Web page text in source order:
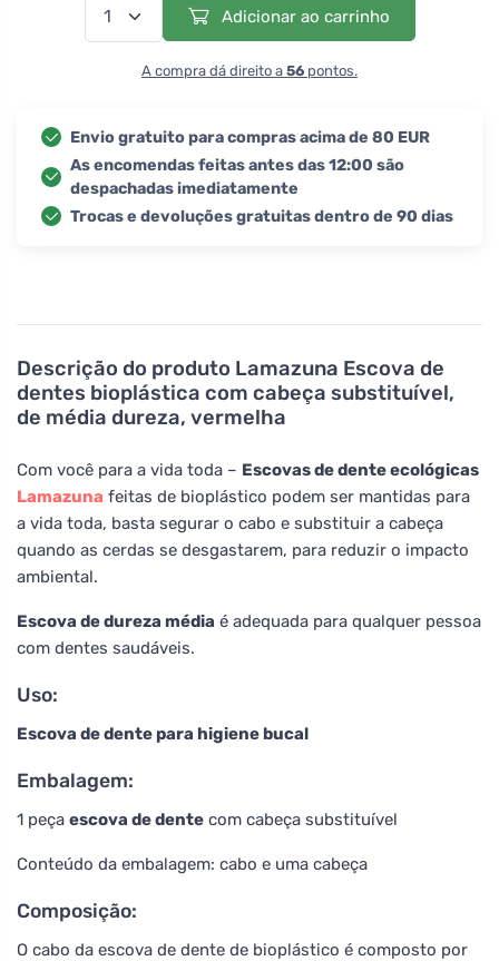
Descrição do produto Lamazuna Escova de
dentes bioplástica com cabeça substituível,
de média dureza, vermelha
Com você para a vida toda – Escovas de dente ecológicas
Lamazuna feitas de bioplástico podem ser mantidas para
a vida toda, basta segurar o cabo e substituir a cabeça
quando as cerdas se desgastarem, para reduzir o impacto
ambiental.
Escova de dureza média é adequada para qualquer pessoa
com dentes saudáveis.
Uso:
Escova de dente para higiene bucal
Embalagem:
1 peça escova de dente com cabeça substituível
Conteúdo da embalagem: cabo e uma cabeça
Composição:
O cabo da escova de dente de bioplástico é composto por
Adicionar ao carrinho
A compra dá direito a 56 pontos.
Envio gratuito para compras acima de 80 EUR
As encomendas feitas antes das 12:00 são
despachadas imediatamente
Trocas e devoluções gratuitas dentro de 90 dias